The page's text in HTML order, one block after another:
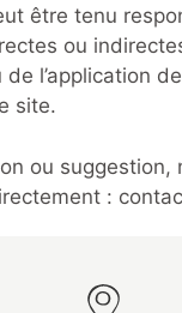
être tenu
ou
de l’application
site.
ou suggestion,
: